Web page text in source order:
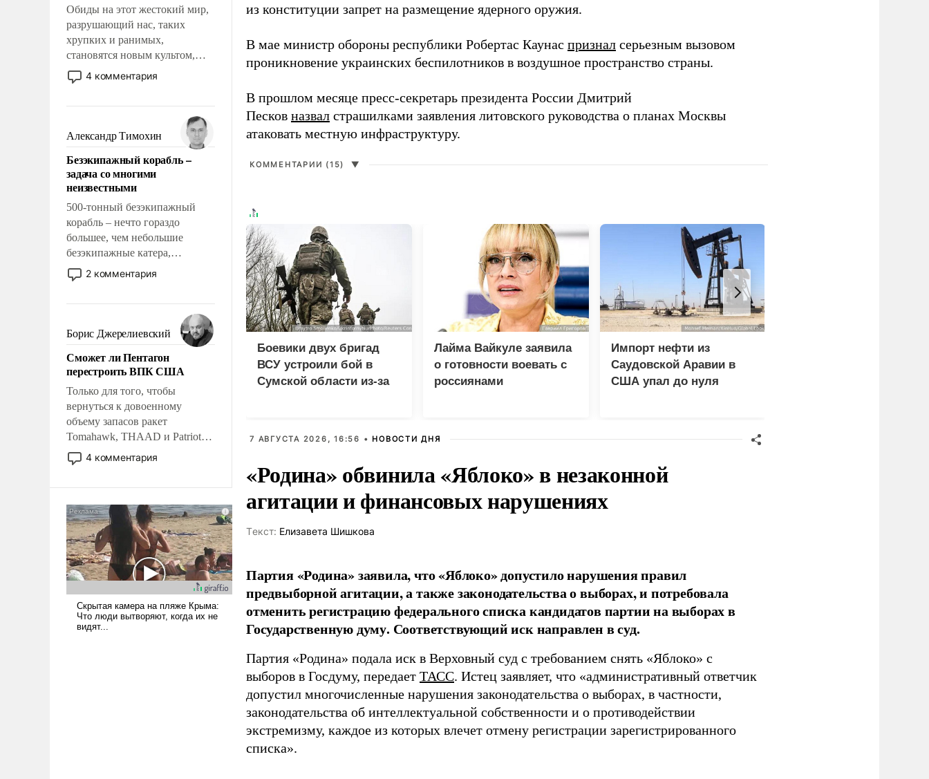
Обиды на этот жестокий мир,
разрушающий нас, таких
хрупких и ранимых,
становятся новым культом,
постепенно вытесняя и
отменяя традиционное
мужественным и твердым под
ударами судьбы, брать на себя
ответственность, помогать
слабым, идти вперед и
адаптироваться.
4 комментария
Александр Тимохин
Безэкипажный корабль –
задача со многими
неизвестными
500-тонный безэкипажный
корабль – нечто гораздо
большее, чем небольшие
безэкипажные катера,
применение которых уже
стало обыденностью. Задача по
сложна и амбициозна. Однако
и ее реализация радикально
поднимет наши боевые
возможности.
2 комментария
Борис Джерелиевский
Сможет ли Пентагон
перестроить ВПК США
Только для того, чтобы
вернуться к довоенному
объему запасов ракет
Tomahawk, THAAD и Patriot
США потребуется более трех
лет. Даже небольшая война с
Сложившаяся ситуация
означает многолетний период
уязвимости США, например,
перед Китаем.
4 комментария
из конституции запрет на размещение ядерного оружия.
В мае министр обороны республики Робертас Каунас признал серьезным вызовом
проникновение украинских беспилотников в воздушное пространство страны.
В прошлом месяце пресс-секретарь президента России Дмитрий
Песков назвал страшилками заявления литовского руководства о планах Москвы
атаковать местную инфраструктуру.
КОММЕНТАРИИ (15) ▼
Боевики двух бригад
ВСУ устроили бой в
Сумской области из-за
Лайма Вайкуле заявила
о готовности воевать с
россиянами
Импорт нефти из
Саудовской Аравии в
США упал до нуля
7 АВГУСТА 2026, 16:56 • НОВОСТИ ДНЯ
«Родина» обвинила «Яблоко» в незаконной
агитации и финансовых нарушениях
Tекст: Елизавета Шишкова
Партия «Родина» заявила, что «Яблоко» допустило нарушения правил
предвыборной агитации, а также законодательства о выборах, и потребовала
отменить регистрацию федерального списка кандидатов партии на выборах в
Государственную думу. Соответствующий иск направлен в суд.
Партия «Родина» подала иск в Верховный суд с требованием снять «Яблоко» с
выборов в Госдуму, передает ТАСС. Истец заявляет, что «административный ответчик
допустил многочисленные нарушения законодательства о выборах, в частности,
законодательства об интеллектуальной собственности и о противодействии
экстремизму, каждое из которых влечет отмену регистрации зарегистрированного
списка».